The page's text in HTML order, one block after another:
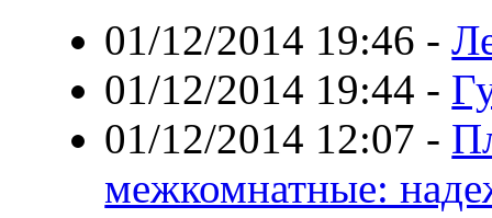
01/12/2014 19:46 -
01/12/2014 19:44 -
01/12/2014 12:07 -
межкомнатные: